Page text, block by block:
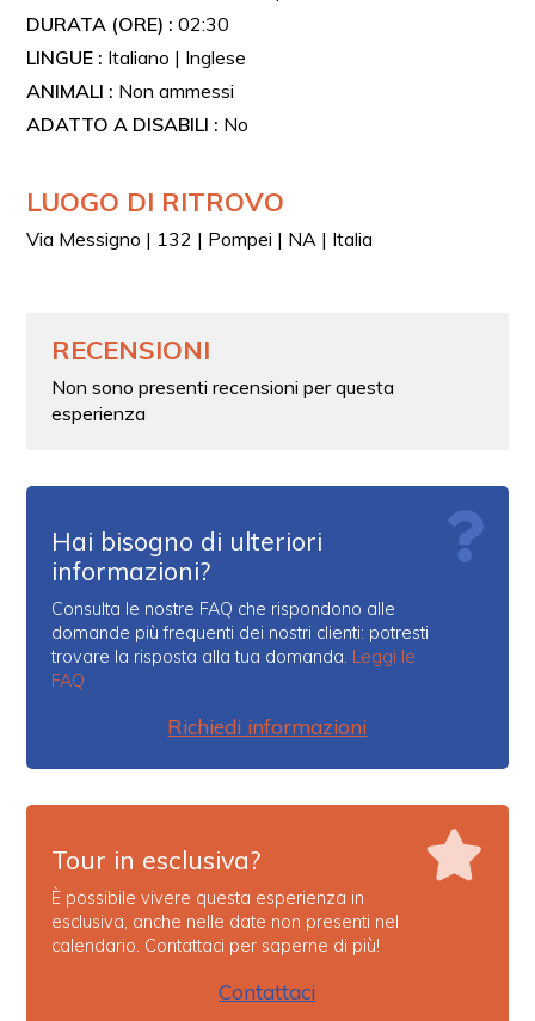
DURATA (ORE) :02:30
LINGUE : Italiano | Inglese
ANIMALI : Non ammessi
ADATTO A DISABILI : No
LUOGO DI RITROVO
Via Messigno | 132 | Pompei | NA | Italia
RECENSIONI
Non sono presenti recensioni per questa
esperienza
Hai bisogno di ulteriori
informazioni?
Consulta le nostre FAQ che rispondono alle
domande più frequenti dei nostri clienti: potresti
trovare la risposta alla tua domanda. Leggi le
FAQ
Richiedi informazioni
Tour in esclusiva?
È possibile vivere questa esperienza in
esclusiva, anche nelle date non presenti nel
calendario. Contattaci per saperne di più!
Contattaci